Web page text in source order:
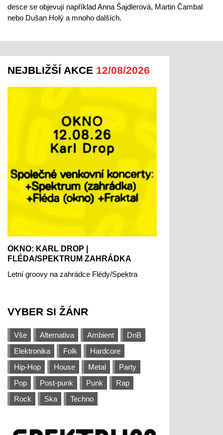
desce se objevují například Anna Šajdlerová, Martin Čambal
nebo Dušan Holý a mnoho dalších.
NEJBLIŽŠÍ AKCE 12/08/2026
OKNO: KARL DROP |
FLÉDA/SPEKTRUM ZAHRÁDKA
Letní groovy na zahrádce Flédy/Spektra
VYBER SI ŽÁNR
Vše Alternativa Ambient
DnB
Elektronika
Folk
Hardcore
Hip-Hop
House Metal
Party
Pop
Post-punk Punk
Rap
Rock
Ska Techno